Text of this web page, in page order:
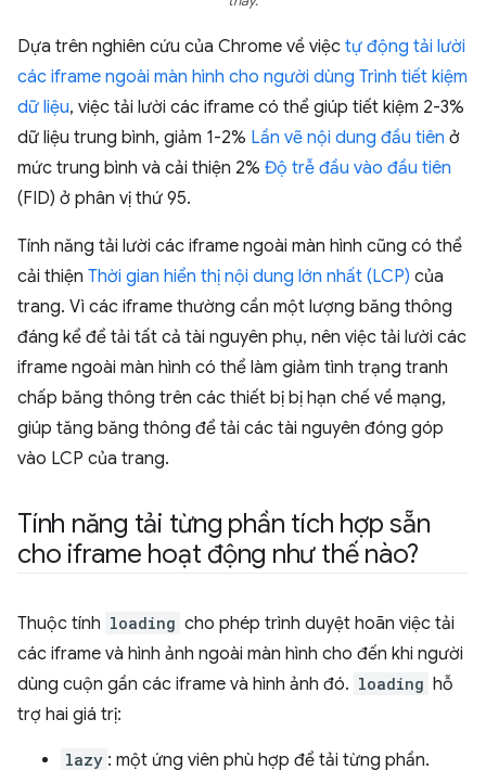
Dựa trên nghiên cứu của Chrome về việc tự động tải lười
các iframe ngoài màn hình cho người dùng Trình tiết kiệm
dữ liệu, việc tải lười các iframe có thể giúp tiết kiệm 2-3%
dữ liệu trung bình, giảm 1-2% Lần vẽ nội dung đầu tiên ở
mức trung bình và cải thiện 2% Độ trễ đầu vào đầu tiên
(FID) ở phân vị thứ 95.
Tính năng tải lười các iframe ngoài màn hình cũng có thể
cải thiện Thời gian hiển thị nội dung lớn nhất (LCP) của
trang. Vì các iframe thường cần một lượng băng thông
đáng kể để tải tất cả tài nguyên phụ, nên việc tải lười các
iframe ngoài màn hình có thể làm giảm tình trạng tranh
chấp băng thông trên các thiết bị bị hạn chế về mạng,
giúp tăng băng thông để tải các tài nguyên đóng góp
vào LCP của trang.
Tính năng tải từng phần tích hợp sẵn
cho iframe hoạt động như thế nào?
Thuộc tính loading cho phép trình duyệt hoãn việc tải
các iframe và hình ảnh ngoài màn hình cho đến khi người
dùng cuộn gần các iframe và hình ảnh đó. loading hỗ
trợ hai giá trị:
lazy : một ứng viên phù hợp để tải từng phần.